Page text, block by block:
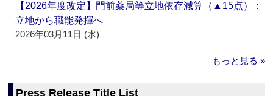
【2026年度改定】門前薬局等立地依存減算（▲15点）：
立地から職能発揮へ
2026年03月11日 (水)
もっと見る »
Press Release Title List